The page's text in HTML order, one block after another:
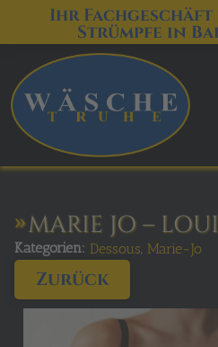
Ihr Fachgeschäft
Strümpfe in
MARIE JO –
Kategorien: Dessous, Marie-Jo
Zurück